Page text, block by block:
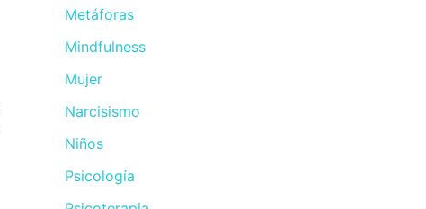
Metáforas
Mindfulness
Mujer
Narcisismo
Niños
Psicología